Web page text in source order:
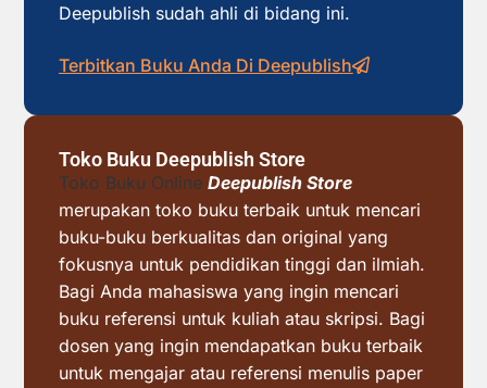
Deepublish sudah ahli di bidang ini.
Terbitkan Buku Anda Di Deepublish
Toko Buku Deepublish Store
Toko Buku Online Deepublish Store
merupakan toko buku terbaik untuk mencari
buku-buku berkualitas dan original yang
fokusnya untuk pendidikan tinggi dan ilmiah.
Bagi Anda mahasiswa yang ingin mencari
buku referensi untuk kuliah atau skripsi. Bagi
dosen yang ingin mendapatkan buku terbaik
untuk mengajar atau referensi menulis paper